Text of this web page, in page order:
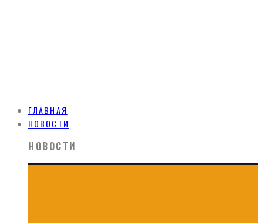
ГЛАВНАЯ
НОВОСТИ
НОВОСТИ